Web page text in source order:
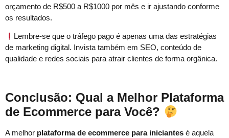
orçamento de R$500 a R$1000 por mês e ir ajustando conforme
os resultados.
Lembre-se que o tráfego pago é apenas uma das estratégias
de marketing digital. Invista também em SEO, conteúdo de
qualidade e redes sociais para atrair clientes de forma orgânica.
Conclusão: Qual a Melhor Plataforma
de Ecommerce para Você?
A melhor plataforma de ecommerce para iniciantes é aquela